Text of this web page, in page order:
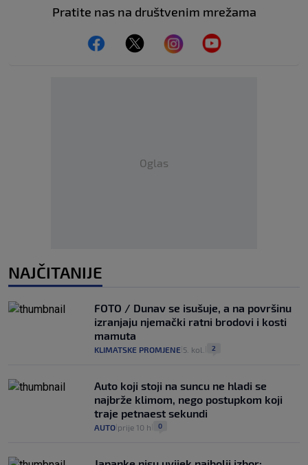
Pratite nas na društvenim mrežama
Oglas
NAJČITANIJE
FOTO / Dunav se isušuje, a na površinu
izranjaju njemački ratni brodovi i kosti
mamuta
KLIMATSKE PROMJENE 5. kol. 2
Auto koji stoji na suncu ne hladi se
najbrže klimom, nego postupkom koji
traje petnaest sekundi
AUTO prije 10 h 0